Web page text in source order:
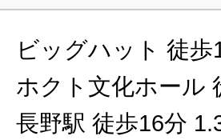
ビッグハット 徒歩
ホクト文化ホール
長野駅 徒歩16分